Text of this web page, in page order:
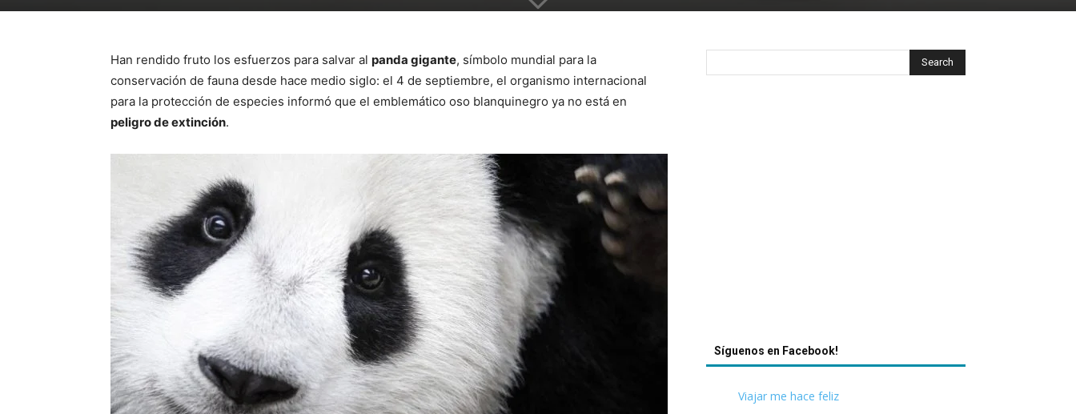
Han rendido fruto los esfuerzos para salvar al panda gigante, símbolo mundial para la
conservación de fauna desde hace medio siglo: el 4 de septiembre, el organismo internacional
para la protección de especies informó que el emblemático oso blanquinegro ya no está en
peligro de extinción.
Síguenos en Facebook!
Viajar me hace feliz